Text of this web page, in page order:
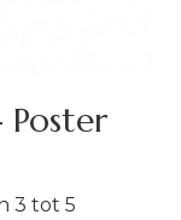
Poster
3 tot 5